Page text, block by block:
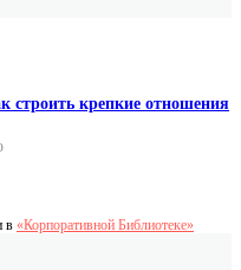
строить крепкие отношения
в «Корпоративной Библиотеке»